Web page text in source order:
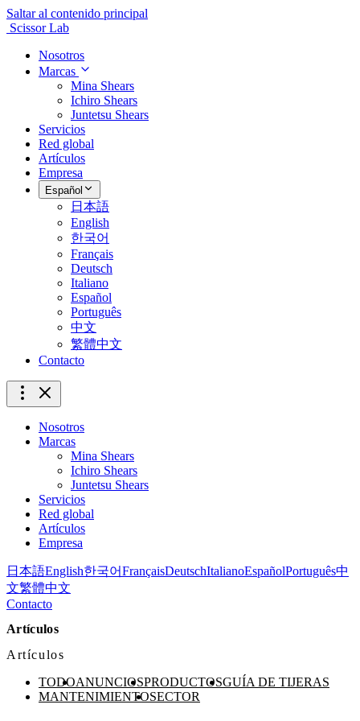
Saltar al contenido principal
Scissor Lab
Nosotros
Marcas
Mina Shears
Ichiro Shears
Juntetsu Shears
Servicios
Red global
Artículos
Empresa
Español
日本語
English
한국어
Français
Deutsch
Italiano
Español
Português
中文
繁體中文
Contacto
Nosotros
Marcas
Mina Shears
Ichiro Shears
Juntetsu Shears
Servicios
Red global
Artículos
Empresa
日本語English한국어FrançaisDeutschItalianoEspañolPortuguês中
文繁體中文
Contacto
Artículos
Artículos
TODOANUNCIOSPRODUCTOSGUÍA DE TIJERAS
MANTENIMIENTOSECTOR